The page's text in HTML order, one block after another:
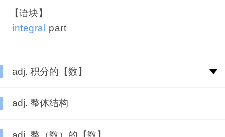
【语块】
integral
part
adj. 积分的【数】
adj. 整体结构